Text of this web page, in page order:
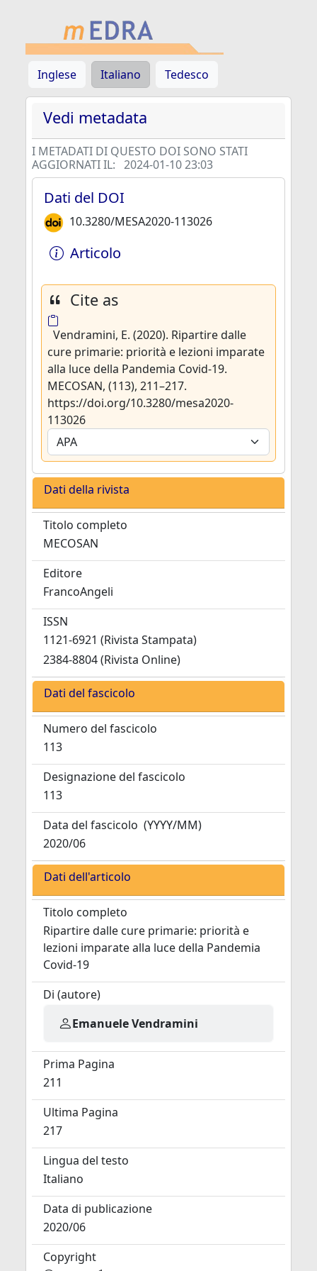
Inglese Italiano Tedesco
Vedi metadata
I METADATI DI QUESTO DOI SONO STATI
AGGIORNATI IL: 2024-01-10 23:03
Dati del DOI
10.3280/MESA2020-113026
Articolo
Cite as
Vendramini, E. (2020). Ripartire dalle
cure primarie: priorità e lezioni imparate
alla luce della Pandemia Covid-19.
MECOSAN, (113), 211–217.
https://doi.org/10.3280/mesa2020-
113026
Dati della rivista
Titolo completo
MECOSAN
Editore
FrancoAngeli
ISSN
1121-6921 (Rivista Stampata)
2384-8804 (Rivista Online)
Dati del fascicolo
Numero del fascicolo
113
Designazione del fascicolo
113
Data del fascicolo (YYYY/MM)
2020/06
Dati dell'articolo
Titolo completo
Ripartire dalle cure primarie: priorità e
lezioni imparate alla luce della Pandemia
Covid-19
Di (autore)
Emanuele Vendramini
Prima Pagina
211
Ultima Pagina
217
Lingua del testo
Italiano
Data di publicazione
2020/06
Copyright